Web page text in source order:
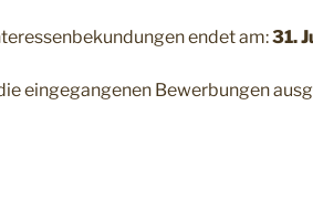
endet am:31.
eingegangenen Bewerbungen